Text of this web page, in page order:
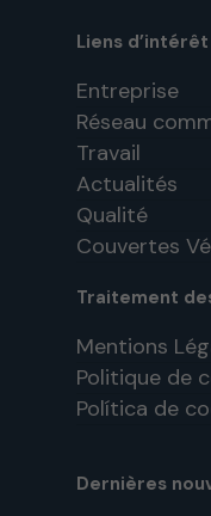
Liens d’intérêt
Entreprise
Réseau
Travail
Actualités
Qualité
Couvertes
Traitement
Mentions
Politique de
Política de
Dernières